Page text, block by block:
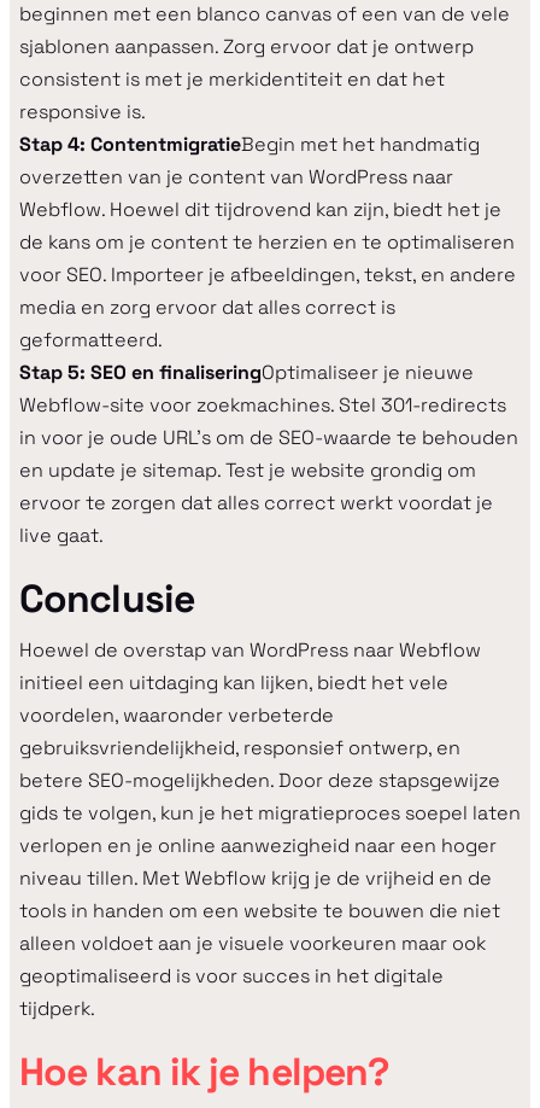
beginnen met een blanco canvas of een van de vele
sjablonen aanpassen. Zorg ervoor dat je ontwerp
consistent is met je merkidentiteit en dat het
responsive is.
Stap 4: ContentmigratieBegin met het handmatig
overzetten van je content van WordPress naar
Webflow. Hoewel dit tijdrovend kan zijn, biedt het je
de kans om je content te herzien en te optimaliseren
voor SEO. Importeer je afbeeldingen, tekst, en andere
media en zorg ervoor dat alles correct is
geformatteerd.
Stap 5: SEO en finaliseringOptimaliseer je nieuwe
Webflow-site voor zoekmachines. Stel 301-redirects
in voor je oude URL's om de SEO-waarde te behouden
en update je sitemap. Test je website grondig om
ervoor te zorgen dat alles correct werkt voordat je
live gaat.
Conclusie
Hoewel de overstap van WordPress naar Webflow
initieel een uitdaging kan lijken, biedt het vele
voordelen, waaronder verbeterde
gebruiksvriendelijkheid, responsief ontwerp, en
betere SEO-mogelijkheden. Door deze stapsgewijze
gids te volgen, kun je het migratieproces soepel laten
verlopen en je online aanwezigheid naar een hoger
niveau tillen. Met Webflow krijg je de vrijheid en de
tools in handen om een website te bouwen die niet
alleen voldoet aan je visuele voorkeuren maar ook
geoptimaliseerd is voor succes in het digitale
tijdperk.
Hoe kan ik je helpen?